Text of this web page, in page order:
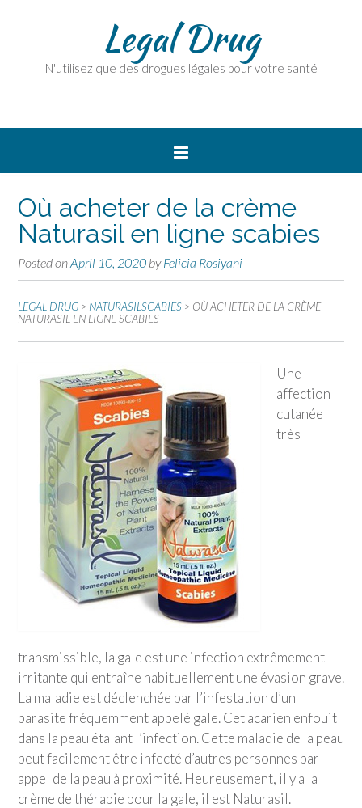
Legal Drug
N'utilisez que des drogues légales pour votre santé
Où acheter de la crème
Naturasil en ligne scabies
Posted onApril 10, 2020 byFelicia Rosiyani
LEGAL DRUG > NATURASILSCABIES > OÙ ACHETER DE LA CRÈME
NATURASIL EN LIGNE SCABIES
Une
affection
cutanée
très
transmissible, la gale est une infection extrêmement
irritante qui entraîne habituellement une évasion grave.
La maladie est déclenchée par l’infestation d’un
parasite fréquemment appelé gale. Cet acarien enfouit
dans la peau étalant l’infection. Cette maladie de la peau
peut facilement être infecté d’autres personnes par
appel de la peau à proximité. Heureusement, il y a la
crème de thérapie pour la gale, il est Naturasil.